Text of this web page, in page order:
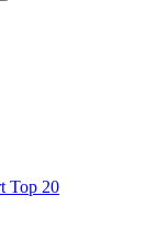
Top 20